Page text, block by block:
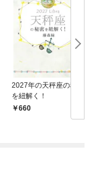
2027年の天秤座の秘密
を紐解く！
660